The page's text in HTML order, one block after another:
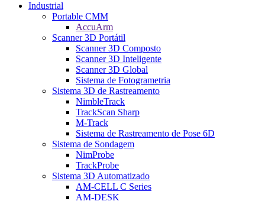
Industrial
Portable CMM
AccuArm
Scanner 3D Portátil
Scanner 3D Composto
Scanner 3D Inteligente
Scanner 3D Global
Sistema de Fotogrametria
Sistema 3D de Rastreamento
NimbleTrack
TrackScan Sharp
M-Track
Sistema de Rastreamento de Pose 6D
Sistema de Sondagem
NimProbe
TrackProbe
Sistema 3D Automatizado
AM-CELL C Series
AM-DESK